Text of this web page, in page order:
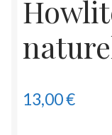
13,00€